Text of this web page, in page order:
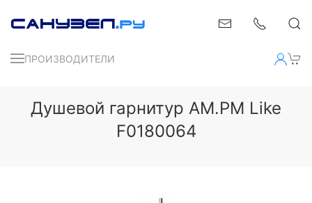
ПРОИЗВОДИТЕЛИ
Душевой гарнитур AM.PM Like
F0180064